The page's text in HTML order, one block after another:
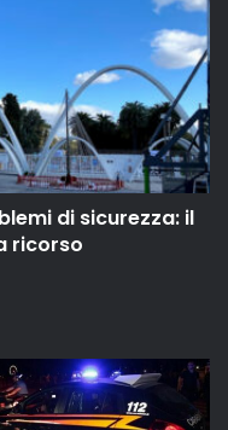
di sicurezza: il
ricorso